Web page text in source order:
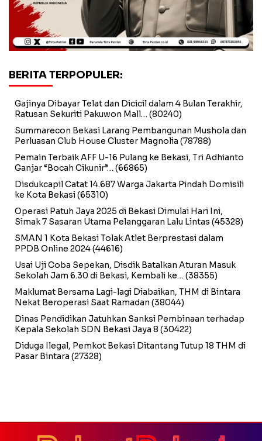
BERITA TERPOPULER:
Gajinya Dibayar Telat dan Dicicil dalam 4 Bulan Terakhir,
Ratusan Sekuriti Pakuwon Mall… (80240)
Summarecon Bekasi Larang Pembangunan Mushola dan
Perluasan Club House Cluster Magnolia (78788)
Pemain Terbaik AFF U-16 Pulang ke Bekasi, Tri Adhianto
Ganjar “Bocah Cikunir”… (66865)
Disdukcapil Catat 14.687 Warga Jakarta Pindah Domisili
ke Kota Bekasi(65310)
Operasi Patuh Jaya 2025 di Bekasi Dimulai Hari Ini,
Simak 7 Sasaran Utama Pelanggaran Lalu Lintas (45328)
SMAN 1 Kota Bekasi Tolak Atlet Berprestasi dalam
PPDB Online 2024(44616)
Usai Uji Coba Sepekan, Disdik Batalkan Aturan Masuk
Sekolah Jam 6.30 di Bekasi, Kembali ke… (38355)
Maklumat Bersama Lagi-lagi Diabaikan, THM di Bintara
Nekat Beroperasi Saat Ramadan (38044)
Dinas Pendidikan Jatuhkan Sanksi Pembinaan terhadap
Kepala Sekolah SDN Bekasi Jaya 8 (30422)
Diduga Ilegal, Pemkot Bekasi Ditantang Tutup 18 THM di
Pasar Bintara (27328)